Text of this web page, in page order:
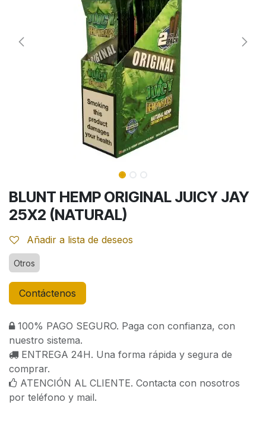
BLUNT HEMP ORIGINAL JUICY JAY
25X2 (NATURAL)
Añadir a lista de deseos
Otros
Contáctenos
100% PAGO SEGURO. Paga con confianza, con
nuestro sistema.
ENTREGA 24H. Una forma rápida y segura de
comprar.
ATENCIÓN AL CLIENTE. Contacta con nosotros
por teléfono y mail.